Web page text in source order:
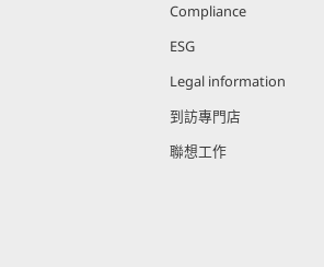
Compliance
ESG
Legal information
到訪專門店
聯想工作